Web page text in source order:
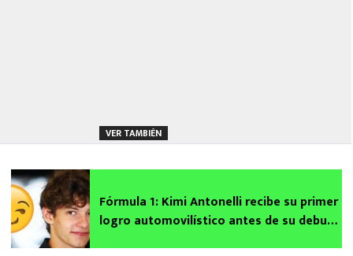
VER TAMBIÉN
Fórmula 1: Kimi Antonelli recibe su primer
logro automovilístico antes de su debut